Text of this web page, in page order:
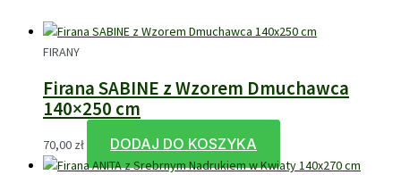
FIRANY
Firana SABINE z Wzorem Dmuchawca
140×250 cm
70,00 zł DODAJ DO KOSZYKA